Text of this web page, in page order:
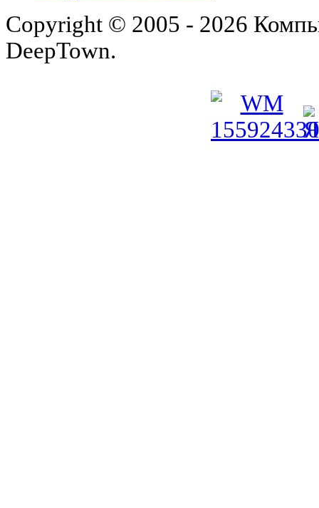
Copyright © 2005 - 2026
DeepTown.